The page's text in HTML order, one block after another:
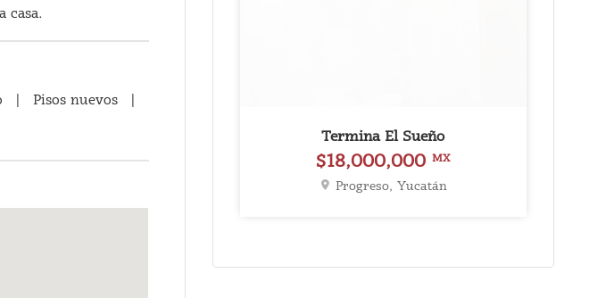
casa.
Pisos nuevos
Termina El Sueño
$18,000,000MX
Progreso, Yucatán